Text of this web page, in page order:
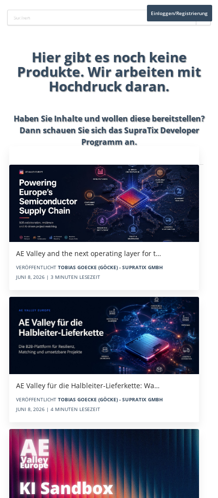
Einloggen/Registrierung
Hier gibt es noch keine
Produkte. Wir arbeiten mit
Hochdruck daran.
Haben Sie Inhalte und wollen diese bereitstellen?
Dann schauen Sie sich dasSupraTix Developer
Programman.
AE Valley and the next operating layer for t…
VERÖFFENTLICHT TOBIAS GOECKE (GÖCKE) - SUPRATIX GMBH
JUNI 8, 2026 | 3 MINUTEN LESEZEIT
AE Valley für die Halbleiter-Lieferkette: Wa…
VERÖFFENTLICHT TOBIAS GOECKE (GÖCKE) - SUPRATIX GMBH
JUNI 8, 2026 | 4 MINUTEN LESEZEIT